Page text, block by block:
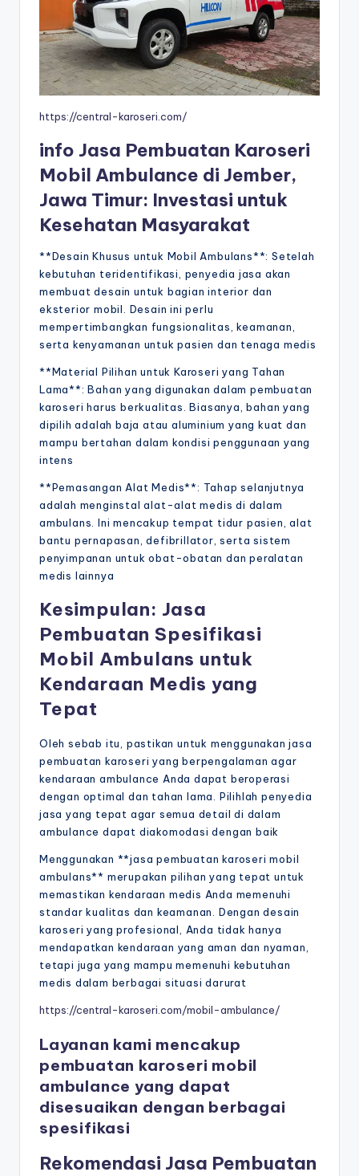
https://central-karoseri.com/
info Jasa Pembuatan Karoseri
Mobil Ambulance di Jember,
Jawa Timur: Investasi untuk
Kesehatan Masyarakat
**Desain Khusus untuk Mobil Ambulans**: Setelah
kebutuhan teridentifikasi, penyedia jasa akan
membuat desain untuk bagian interior dan
eksterior mobil. Desain ini perlu
mempertimbangkan fungsionalitas, keamanan,
serta kenyamanan untuk pasien dan tenaga medis
**Material Pilihan untuk Karoseri yang Tahan
Lama**: Bahan yang digunakan dalam pembuatan
karoseri harus berkualitas. Biasanya, bahan yang
dipilih adalah baja atau aluminium yang kuat dan
mampu bertahan dalam kondisi penggunaan yang
intens
**Pemasangan Alat Medis**: Tahap selanjutnya
adalah menginstal alat-alat medis di dalam
ambulans. Ini mencakup tempat tidur pasien, alat
bantu pernapasan, defibrillator, serta sistem
penyimpanan untuk obat-obatan dan peralatan
medis lainnya
Kesimpulan: Jasa
Pembuatan Spesifikasi
Mobil Ambulans untuk
Kendaraan Medis yang
Tepat
Oleh sebab itu, pastikan untuk menggunakan jasa
pembuatan karoseri yang berpengalaman agar
kendaraan ambulance Anda dapat beroperasi
dengan optimal dan tahan lama. Pilihlah penyedia
jasa yang tepat agar semua detail di dalam
ambulance dapat diakomodasi dengan baik
Menggunakan **jasa pembuatan karoseri mobil
ambulans** merupakan pilihan yang tepat untuk
memastikan kendaraan medis Anda memenuhi
standar kualitas dan keamanan. Dengan desain
karoseri yang profesional, Anda tidak hanya
mendapatkan kendaraan yang aman dan nyaman,
tetapi juga yang mampu memenuhi kebutuhan
medis dalam berbagai situasi darurat
https://central-karoseri.com/mobil-ambulance/
Layanan kami mencakup
pembuatan karoseri mobil
ambulance yang dapat
disesuaikan dengan berbagai
spesifikasi
Rekomendasi Jasa Pembuatan